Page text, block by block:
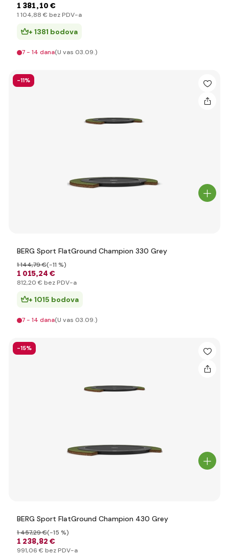
1 381,10 €
1 104,88 € bez PDV-a
+ 1381 bodova
7 - 14 dana(U vas 03.09.)
-11%
BERG Sport FlatGround Champion 330 Grey
1 015,24 €
1 144,79 €(-11 %)
812,20 € bez PDV-a
+ 1015 bodova
7 - 14 dana(U vas 03.09.)
-15%
BERG Sport FlatGround Champion 430 Grey
1 238,82 €
1 457,29 €(-15 %)
991,06 € bez PDV-a